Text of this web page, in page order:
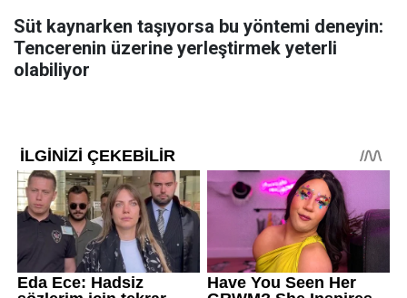
Süt kaynarken taşıyorsa bu yöntemi deneyin:
Tencerenin üzerine yerleştirmek yeterli
olabiliyor